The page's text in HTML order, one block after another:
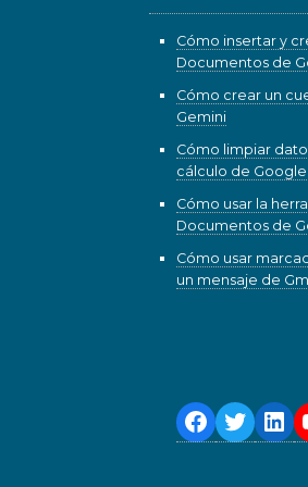
Cómo insertar y
Documentos de
Cómo crear un
Gemini
Cómo limpiar
cálculo de Google
Cómo usar la
Documentos de
Cómo usar
un mensaje de